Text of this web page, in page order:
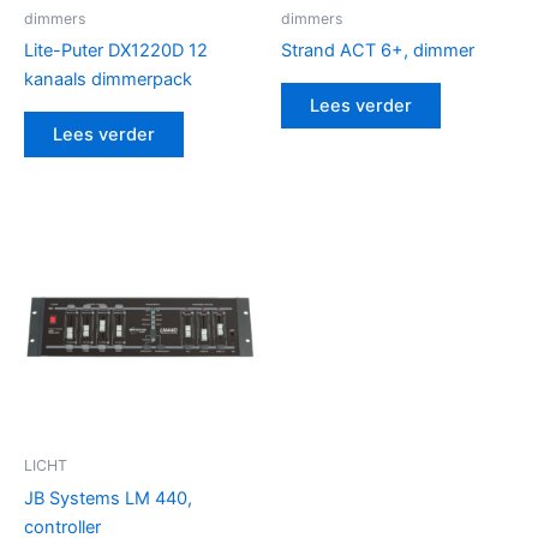
dimmers
Lite-Puter DX1220D 12
kanaals dimmerpack
Lees verder
dimmers
Strand ACT 6+, dimmer
Lees verder
LICHT
JB Systems LM 440,
controller